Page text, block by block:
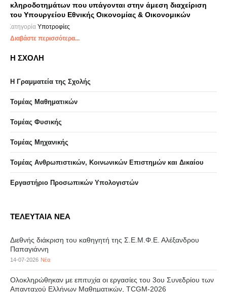
κληροδοτημάτων που υπάγονται στην άμεση διαχείριση
του Υπουργείου Εθνικής Οικονομίας & Οικονομικών
Κατηγορία Υποτροφίες
Διαβάστε περισσότερα...
Η ΣΧΟΛΗ
Η Γραμματεία της Σχολής
Τομέας Μαθηματικών
Τομέας Φυσικής
Τομέας Μηχανικής
Τομέας Ανθρωπιστικών, Κοινωνικών Επιστημών και Δικαίου
Eργαστήριo Προσωπικών Υπολογιστών
ΤΕΛΕΥΤΑΙΑ ΝΕΑ
Διεθνής διάκριση του καθηγητή της Σ.Ε.Μ.Φ.Ε. Αλέξανδρου
Παπαγιάννη
14-07-2026 Νέα
Ολοκληρώθηκαν με επιτυχία οι εργασίες του 3ου Συνεδρίου των
Απανταχού Ελλήνων Μαθηματικών, TCGM-2026